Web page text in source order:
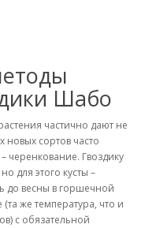
Шабо
частично дают не
сортов часто
черенкование. Гвоздику
для этого кусты –
до весны в горшечной
же температура, что и
с обязательной